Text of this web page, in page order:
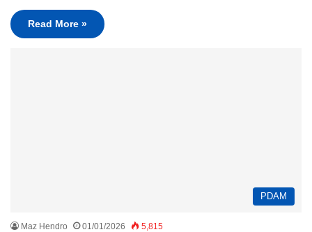
Read More »
PDAM
Maz Hendro 01/01/2026 5,815